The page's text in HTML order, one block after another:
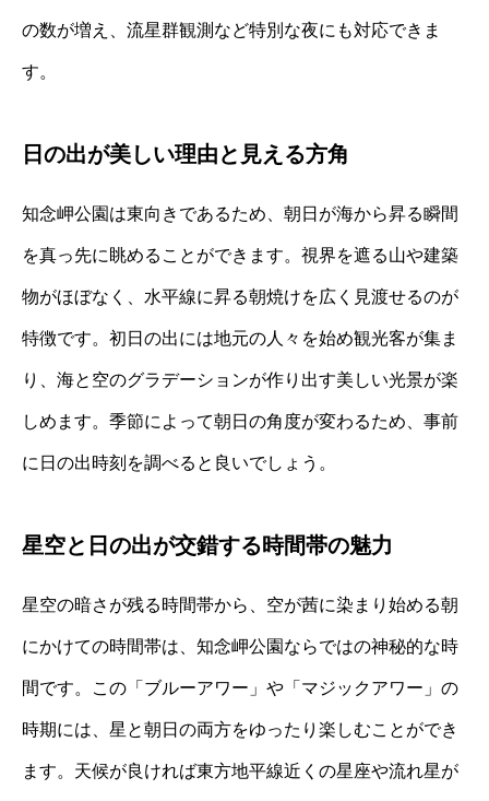
の数が増え、流星群観測など特別な夜にも対応できま
す。
日の出が美しい理由と見える方角
知念岬公園は東向きであるため、朝日が海から昇る瞬間
を真っ先に眺めることができます。視界を遮る山や建築
物がほぼなく、水平線に昇る朝焼けを広く見渡せるのが
特徴です。初日の出には地元の人々を始め観光客が集ま
り、海と空のグラデーションが作り出す美しい光景が楽
しめます。季節によって朝日の角度が変わるため、事前
に日の出時刻を調べると良いでしょう。
星空と日の出が交錯する時間帯の魅力
星空の暗さが残る時間帯から、空が茜に染まり始める朝
にかけての時間帯は、知念岬公園ならではの神秘的な時
間です。この「ブルーアワー」や「マジックアワー」の
時期には、星と朝日の両方をゆったり楽しむことができ
ます。天候が良ければ東方地平線近くの星座や流れ星が